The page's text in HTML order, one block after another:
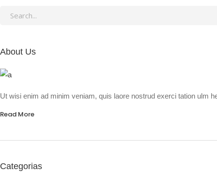
Search
About Us
Ut wisi enim ad minim veniam, quis laore nostrud exerci tation ulm
Read More
Categorias